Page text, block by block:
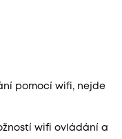
pomocí wifi, nejde
wifi ovládání a